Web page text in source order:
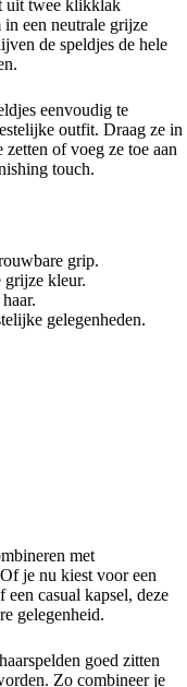
uit twee klikklak
een neutrale grijze
de speldjes de hele
eenvoudig te
outfit. Draag ze in
of voeg ze toe aan
touch.
grip.
grijze kleur.
gelegenheden.
met
je nu kiest voor een
casual kapsel, deze
gelegenheid.
goed zitten
Zo combineer je